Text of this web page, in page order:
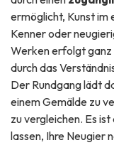
ermöglicht, Kunst im
Kenner oder
Werken erfolgt ganz
durch das
Der Rundgang lädt
einem Gemälde zu
zu vergleichen. Es
lassen, Ihre Neugier